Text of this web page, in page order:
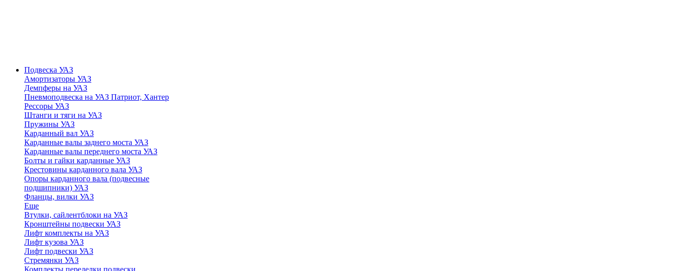
Подвеска УАЗ
Амортизаторы УАЗ
Демпферы на УАЗ
Пневмоподвеска на УАЗ Патриот, Хантер
Рессоры УАЗ
Штанги и тяги на УАЗ
Пружины УАЗ
Карданный вал УАЗ
Карданные валы заднего моста УАЗ
Карданные валы переднего моста УАЗ
Болты и гайки карданные УАЗ
Крестовины карданного вала УАЗ
Опоры карданного вала (подвесные
подшипники) УАЗ
Фланцы, вилки УАЗ
Еще
Втулки, сайлентблоки на УАЗ
Кронштейны подвески УАЗ
Лифт комплекты на УАЗ
Лифт кузова УАЗ
Лифт подвески УАЗ
Стремянки УАЗ
Комплекты переделки подвески